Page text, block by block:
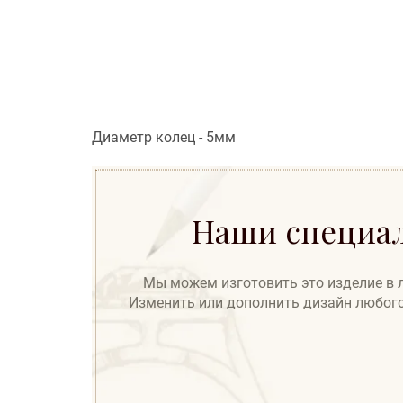
Диаметр колец - 5мм
Наши
Мы можем изготовить это изделие в
Изменить или дополнить дизайн